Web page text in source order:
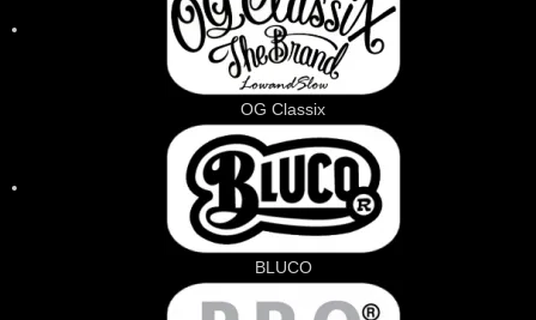
OG Classix
BLUCO